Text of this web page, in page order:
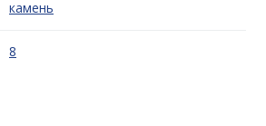
камень
8